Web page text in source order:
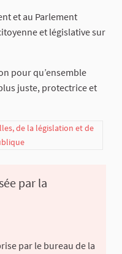
et au Parlement
et législative sur
pour qu’ensemble
juste, protectrice et
de la législation et de
par la
par le bureau de la